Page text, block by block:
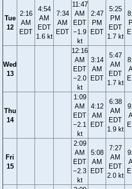
Tue
12
2:16
AM
EDT
4:54
AM
EDT
1.6 kt
7:34
AM
EDT
11:47
AM
EDT
−1.9
kt
2:47
PM
EDT
5:25
PM
EDT
1.7 kt
Wed
13
12:16
AM
EDT
−2.0
kt
3:14
AM
EDT
5:47
AM
EDT
1.7 kt
Thu
14
1:09
AM
EDT
−2.1
kt
4:12
AM
EDT
6:38
AM
EDT
1.9 kt
Fri
15
2:09
AM
EDT
−2.3
kt
5:08
AM
EDT
7:27
AM
EDT
2.0 kt